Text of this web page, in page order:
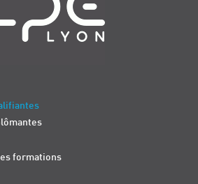
formations